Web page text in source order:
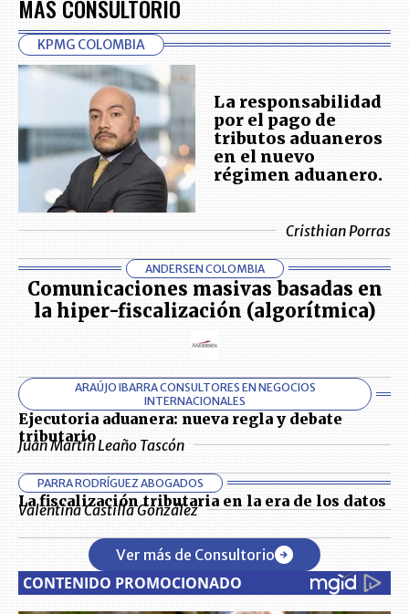
MÁS CONSULTORIO
KPMG COLOMBIA
La responsabilidad
por el pago de
tributos aduaneros
en el nuevo
régimen aduanero.
Cristhian Porras
ANDERSEN COLOMBIA
Comunicaciones masivas basadas en
la hiper-fiscalización (algorítmica)
ARAÚJO IBARRA CONSULTORES EN NEGOCIOS
INTERNACIONALES
Ejecutoria aduanera: nueva regla y debate
tributario
Juan Martín Leaño Tascón
PARRA RODRÍGUEZ ABOGADOS
La fiscalización tributaria en la era de los datos
Valentina Castilla González
Ver más de Consultorio